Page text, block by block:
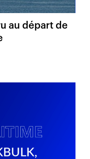
au départ de